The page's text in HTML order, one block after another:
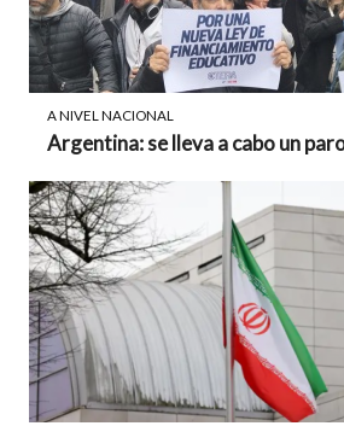
A NIVEL NACIONAL
Argentina: se lleva a cabo un